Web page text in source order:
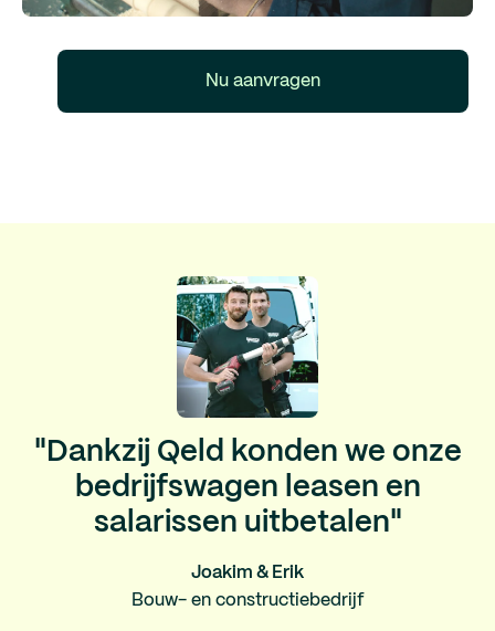
Nu aanvragen
"Dankzij Qeld konden we onze
bedrijfswagen leasen en
salarissen uitbetalen"
Joakim & Erik
Bouw- en constructiebedrijf